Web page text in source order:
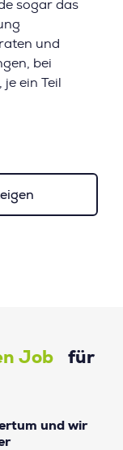
sogar das
und
bei
ein Teil
Job für
und wir